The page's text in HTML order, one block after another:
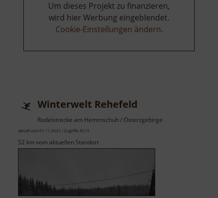
Um dieses Projekt zu finanzieren,
wird hier Werbung eingeblendet.
Cookie-Einstellungen ändern.
Winterwelt Rehefeld
Rodelstrecke am Hemmschuh / Osterzgebirge
aktuell vom 01.11.2025 / Zugriffe: 8215
52 km vom aktuellen Standort